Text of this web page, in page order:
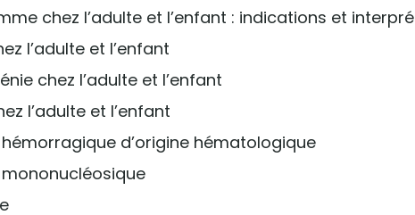
chez l’adulte et l’enfant : indications et
l’adulte et l’enfant
chez l’adulte et l’enfant
l’adulte et l’enfant
hémorragique d’origine hématologique
mononucléosique